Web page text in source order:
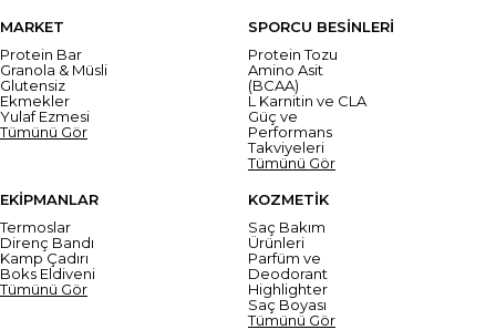
MARKET
Protein Bar
Granola & Müsli
Glutensiz
Ekmekler
Yulaf Ezmesi
Tümünü Gör
SPORCU BESİNLERİ
Protein Tozu
Amino Asit
(BCAA)
L Karnitin ve CLA
Güç ve
Performans
Takviyeleri
Tümünü Gör
EKİPMANLAR
Termoslar
Direnç Bandı
Kamp Çadırı
Boks Eldiveni
Tümünü Gör
KOZMETİK
Saç Bakım
Ürünleri
Parfüm ve
Deodorant
Highlighter
Saç Boyası
Tümünü Gör